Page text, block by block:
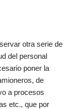
otra serie de
del personal
poner la
de
a procesos
etc., que por